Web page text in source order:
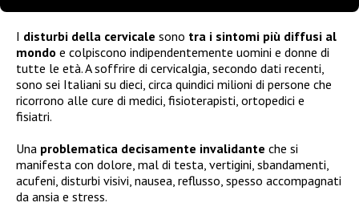
I disturbi della cervicale sono tra i sintomi più diffusi al
mondo e colpiscono indipendentemente uomini e donne di
tutte le età. A soffrire di cervicalgia, secondo dati recenti,
sono sei Italiani su dieci, circa quindici milioni di persone che
ricorrono alle cure di medici, fisioterapisti, ortopedici e
fisiatri.
Una problematica decisamente invalidante che si
manifesta con dolore, mal di testa, vertigini, sbandamenti,
acufeni, disturbi visivi, nausea, reflusso, spesso accompagnati
da ansia e stress.